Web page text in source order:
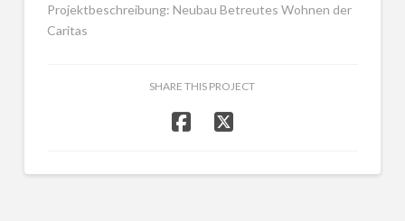
Projektbeschreibung: Neubau Betreutes Wohnen der
Caritas
SHARE THIS PROJECT